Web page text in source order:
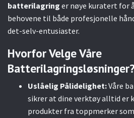
batterilagring er nøye kuratert for
behovene til både profesjonelle
det-selv-entusiaster.
Hvorfor Velge Våre
Batterilagringsløsninger?
Uslåelig Pålidelighet:Våre
sikrer at dine verktøy alltid er
produkter fra toppmerker som